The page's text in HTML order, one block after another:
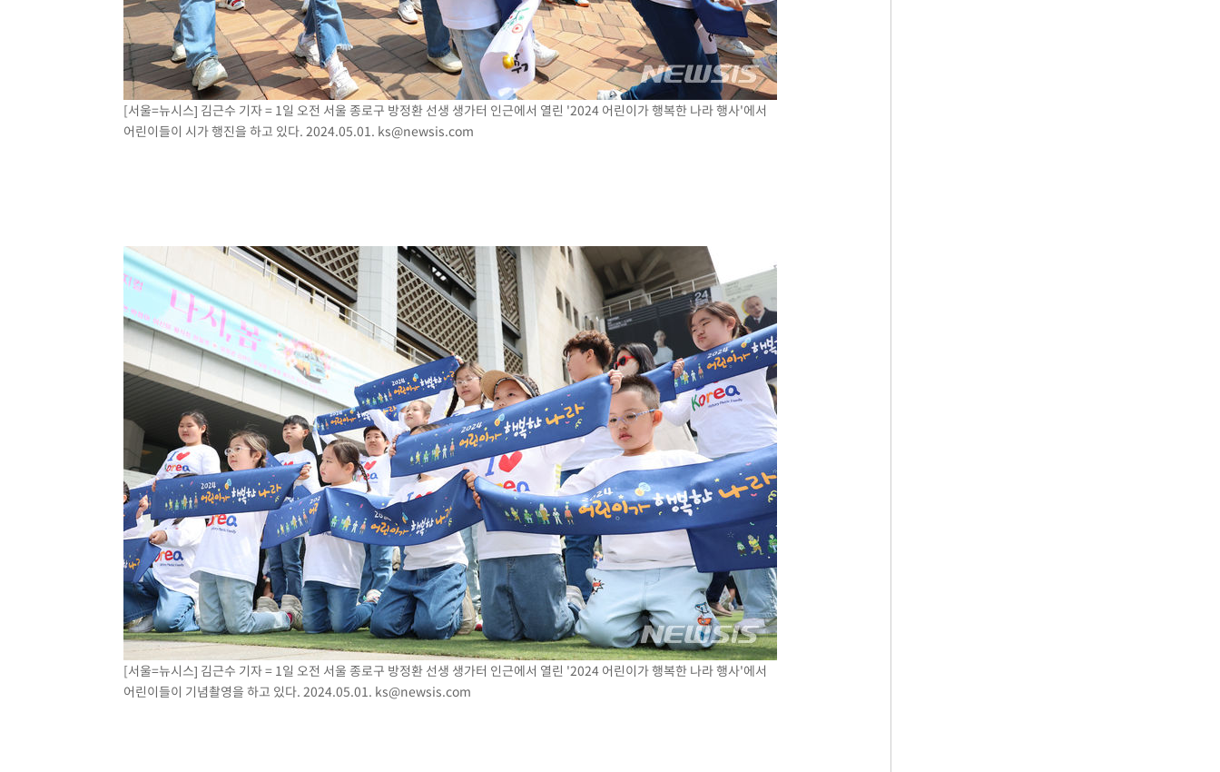
[서울=뉴시스] 김근수 기자 = 1일 오전 서울 종로구 방정환 선생 생가터 인근에서 열린 '2024 어린이가 행복한 나라 행사'에서
어린이들이 시가 행진을 하고 있다. 2024.05.01. ks@newsis.com
[서울=뉴시스] 김근수 기자 = 1일 오전 서울 종로구 방정환 선생 생가터 인근에서 열린 '2024 어린이가 행복한 나라 행사'에서
어린이들이 기념촬영을 하고 있다. 2024.05.01. ks@newsis.com